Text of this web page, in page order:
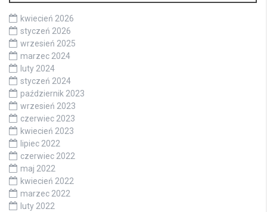
kwiecień 2026
styczeń 2026
wrzesień 2025
marzec 2024
luty 2024
styczeń 2024
październik 2023
wrzesień 2023
czerwiec 2023
kwiecień 2023
lipiec 2022
czerwiec 2022
maj 2022
kwiecień 2022
marzec 2022
luty 2022